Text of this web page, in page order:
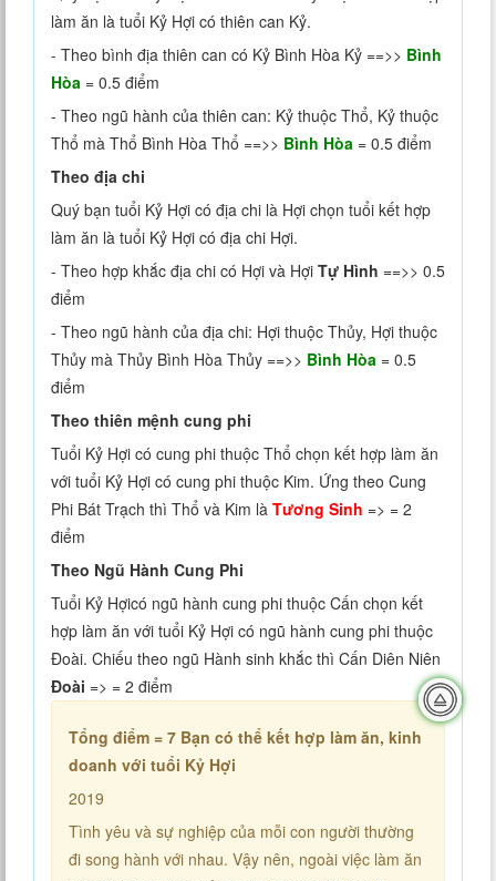
làm ăn là tuổi Kỷ Hợi có thiên can Kỷ.
- Theo bình địa thiên can có Kỷ Bình Hòa Kỷ ==>> Bình
Hòa = 0.5 điểm
- Theo ngũ hành của thiên can: Kỷ thuộc Thổ, Kỷ thuộc
Thổ mà Thổ Bình Hòa Thổ ==>> Bình Hòa = 0.5 điểm
Theo địa chi
Quý bạn tuổi Kỷ Hợi có địa chi là Hợi chọn tuổi kết hợp
làm ăn là tuổi Kỷ Hợi có địa chi Hợi.
- Theo hợp khắc địa chi có Hợi và Hợi Tự Hình ==>> 0.5
điểm
- Theo ngũ hành của địa chi: Hợi thuộc Thủy, Hợi thuộc
Thủy mà Thủy Bình Hòa Thủy ==>> Bình Hòa = 0.5
điểm
Theo thiên mệnh cung phi
Tuổi Kỷ Hợi có cung phi thuộc Thổ chọn kết hợp làm ăn
với tuổi Kỷ Hợi có cung phi thuộc Kim. Ứng theo Cung
Phi Bát Trạch thì Thổ và Kim là Tương Sinh => = 2
điểm
Theo Ngũ Hành Cung Phi
Tuổi Kỷ Hợicó ngũ hành cung phi thuộc Cấn chọn kết
hợp làm ăn với tuổi Kỷ Hợi có ngũ hành cung phi thuộc
Đoài. Chiếu theo ngũ Hành sinh khắc thì Cấn Diên Niên
Đoài => = 2 điểm
Tổng điểm = 7 Bạn có thể kết hợp làm ăn, kinh
doanh với tuổi Kỷ Hợi
2019
Tình yêu và sự nghiệp của mỗi con người thường
đi song hành với nhau. Vậy nên, ngoài việc làm ăn